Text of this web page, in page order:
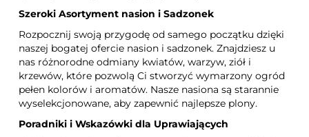
Szeroki Asortyment nasion i Sadzonek
Rozpocznij swoją przygodę od samego początku dzięki
naszej bogatej ofercie nasion i sadzonek. Znajdziesz u
nas różnorodne odmiany kwiatów, warzyw, ziół i
krzewów, które pozwolą Ci stworzyć wymarzony ogród
pełen kolorów i aromatów. Nasze nasiona są starannie
wyselekcjonowane, aby zapewnić najlepsze plony.
Poradniki i Wskazówki dla Uprawiających